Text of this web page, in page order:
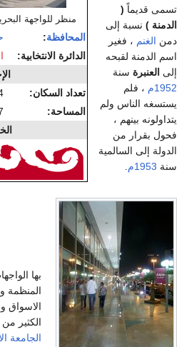
منظر للواجهة
المحافظة:
الدائرة الانتخابية:
تعداد السكان:
المساحة:
تسمى قديماً (
الدمنة ) نسبة إلى
دمن الغنم ، فغير
اسم الدمنة لقبحه
إلى العنبرة سنة
1952م
، فلم
يستسغه الناس ولم
يتداولونه بينهم ،
فحول بقرار من
الدولة إلى السالمية
سنة 1953م
في
والوقت
الحاظر
بها
المنظمة
الاسواق
الكثير
الجامعة